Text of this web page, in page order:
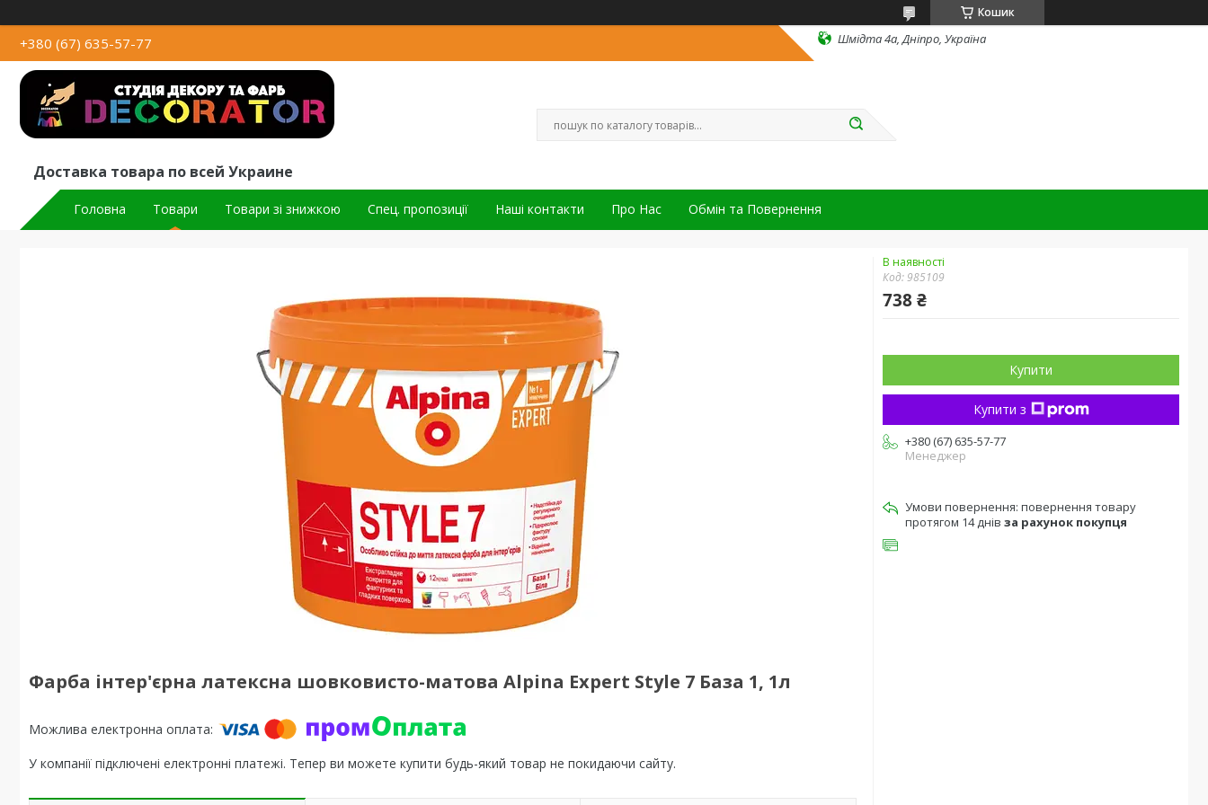
Кошик
+380 (67) 635-57-77 Шмідта 4а, Дніпро, Україна
Доставка товара по всей Украине
Головна Товари Товари зі знижкою Спец. пропозиції Наші контакти Про Нас Обмін та Повернення
Фарба інтер'єрна латексна шовковисто-матова Alpina Expert Style 7 База 1, 1л
У компанії підключені електронні платежі. Тепер ви можете купити будь-який товар не покидаючи сайту.
В наявності
Код:985109
738 ₴
Купити
Купити з
+380 (67) 635-57-77
Менеджер
повернення товару
протягом 14 днів за рахунок покупця